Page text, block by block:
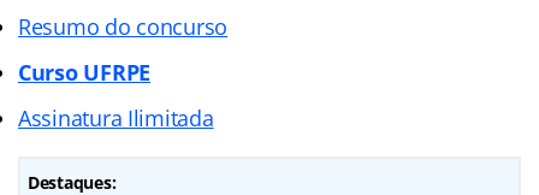
Resumo do concurso
Curso UFRPE
Assinatura Ilimitada
Destaques: